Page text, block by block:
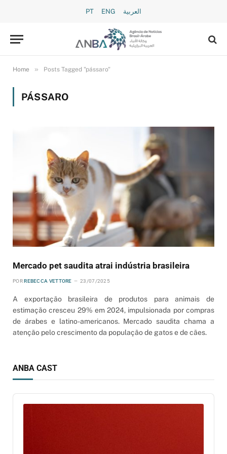
PT ENG العربية
Home » Posts Tagged "pássaro"
PÁSSARO
Mercado pet saudita atrai indústria brasileira
POR REBECCA VETTORE 23/07/2025
A exportação brasileira de produtos para animais de
estimação cresceu 29% em 2024, impulsionada por compras
de árabes e latino-americanos. Mercado saudita chama a
atenção pelo crescimento da população de gatos e de cães.
ANBA CAST
Audio
Player